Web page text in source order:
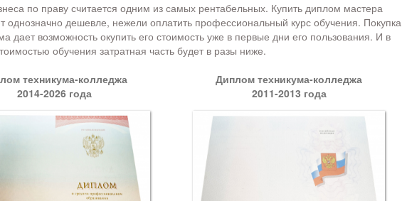
по праву считается одним из самых рентабельных. Купить диплом мастера
однозначно дешевле, нежели оплатить профессиональный курс обучения. Покупка
дает возможность окупить его стоимость уже в первые дни его пользования. И в
обучения затратная часть будет в разы ниже.
техникума-колледжа
2014-2026 года
Диплом техникума-колледжа
2011-2013 года